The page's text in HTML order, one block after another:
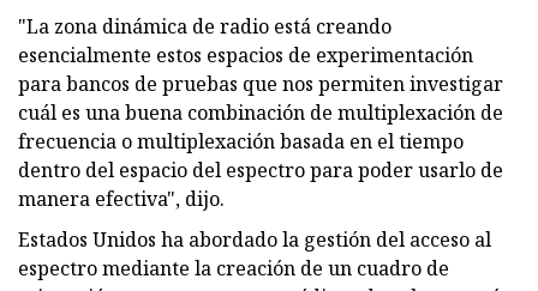
"La zona dinámica de radio está creando
esencialmente estos espacios de experimentación
para bancos de pruebas que nos permiten investigar
cuál es una buena combinación de multiplexación de
frecuencia o multiplexación basada en el tiempo
dentro del espacio del espectro para poder usarlo de
manera efectiva", dijo.
Estados Unidos ha abordado la gestión del acceso al
espectro mediante la creación de un cuadro de